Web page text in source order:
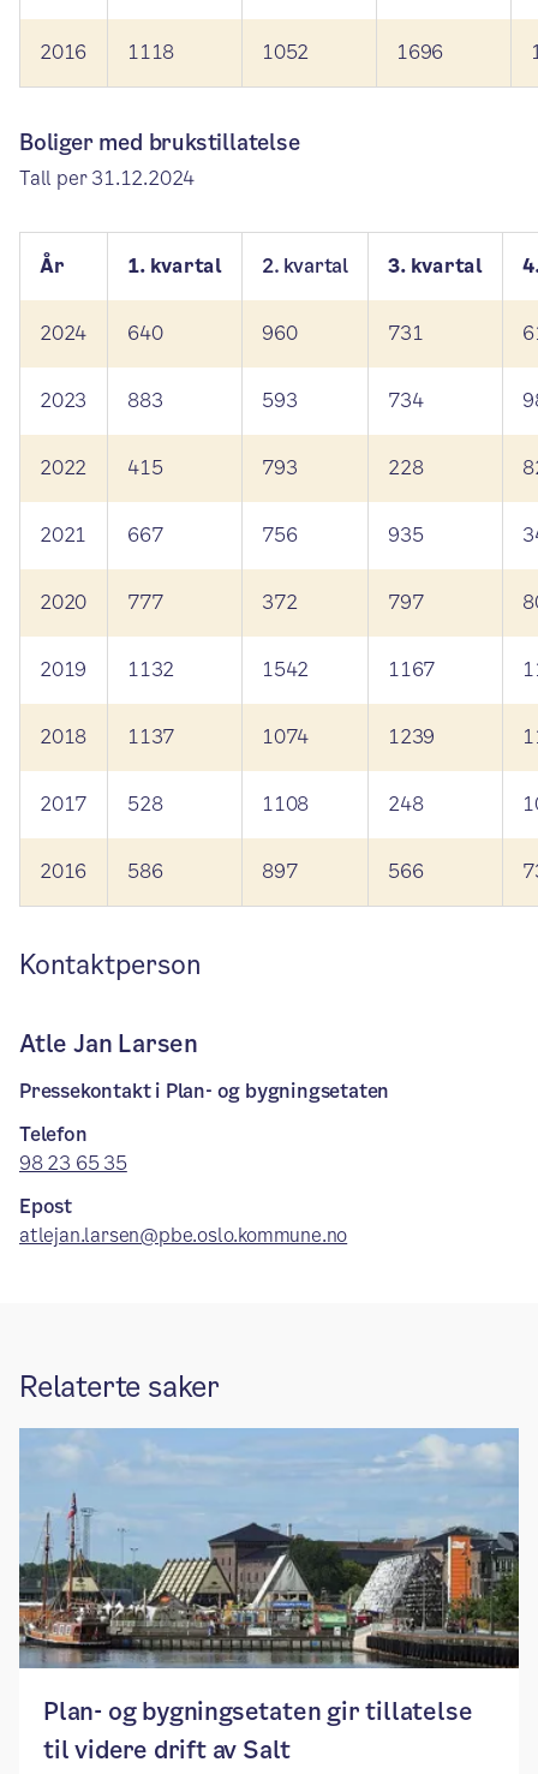
2016 1118 1052 1696
Boliger med brukstillatelse
Tall per 31.12.2024
År 1. kvartal 2. kvartal 3. kvartal
2024 640 960 731
2023 883 593 734
2022 415 793 228
2021 667 756 935
2020 777 372 797
2019 1132 1542 1167
2018 1137 1074 1239
2017 528 1108 248
2016 586 897 566
Kontaktperson
Atle Jan Larsen
Pressekontakt i Plan- og bygningsetaten
Telefon
98 23 65 35
Epost
atlejan.larsen@pbe.oslo.kommune.no
Relaterte saker
Plan- og bygningsetaten gir tillatelse
til videre drift av Salt